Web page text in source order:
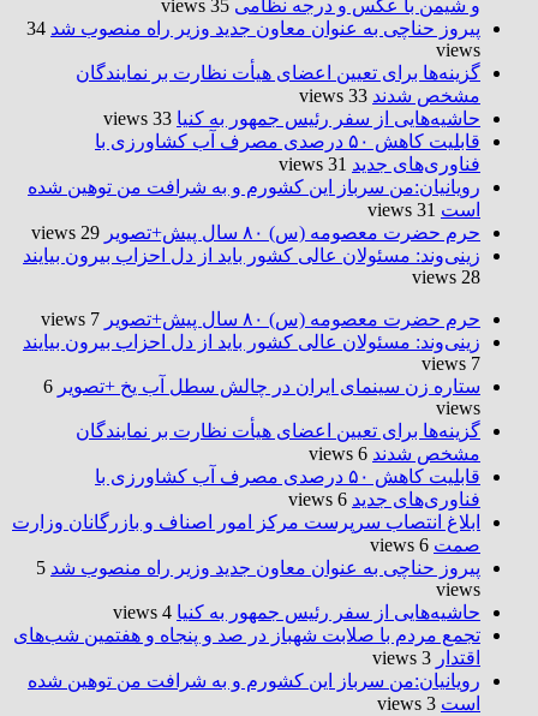
و شیمن با عکس و درجه نظامی 35 views
پیروز حناچی به عنوان معاون جدید وزیر راه منصوب شد 34
views
گزینه‌ها برای تعیین اعضای هیأت نظارت بر نمایندگان
مشخص شدند 33 views
حاشیه‌هایی از سفر رئیس جمهور به کنیا 33 views
قابلیت کاهش ۵۰ درصدی مصرف آب کشاورزی با
فناوری‌های جدید 31 views
رویانیان:من سرباز این کشورم و به شرافت من توهین شده
است 31 views
حرم حضرت‌ معصومه (س) ۸۰ سال پیش+تصویر
29 views
زینی‌وند: مسئولان عالی کشور باید از دل احزاب بیرون بیایند
28 views
حرم حضرت‌ معصومه (س) ۸۰ سال پیش+تصویر
7 views
زینی‌وند: مسئولان عالی کشور باید از دل احزاب بیرون بیایند
7 views
ستاره زن سینمای ایران در چالش سطل آب یخ +تصویر 6
views
گزینه‌ها برای تعیین اعضای هیأت نظارت بر نمایندگان
مشخص شدند 6 views
قابلیت کاهش ۵۰ درصدی مصرف آب کشاورزی با
فناوری‌های جدید 6 views
ابلاغ انتصاب سرپرست مرکز امور اصناف و بازرگانان وزارت
صمت 6 views
پیروز حناچی به عنوان معاون جدید وزیر راه منصوب شد 5
views
حاشیه‌هایی از سفر رئیس جمهور به کنیا 4 views
تجمع مردم با صلابت شهباز در صد و پنجاه و هفتمین شب‌های
اقتدار 3 views
رویانیان:من سرباز این کشورم و به شرافت من توهین شده
است 3 views